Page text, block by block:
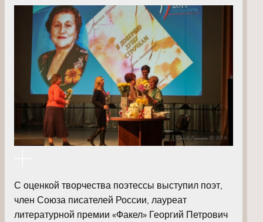
С оценкой творчества поэтессы выступил поэт,
член Союза писателей России, лауреат
литературной премии «Факел» Георгий Петрович